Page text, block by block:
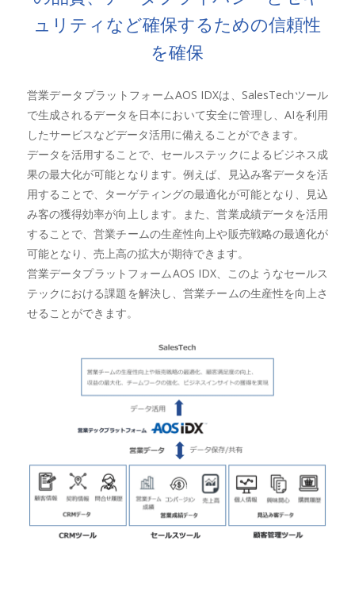
ュリティなど確保するための信頼性
を確保
営業データプラットフォームAOS IDXは、SalesTechツール
で生成されるデータを日本において安全に管理し、AIを利用
したサービスなどデータ活用に備えることができます。
データを活用することで、セールステックによるビジネス成
果の最大化が可能となります。例えば、見込み客データを活
用することで、ターゲティングの最適化が可能となり、見込
み客の獲得効率が向上します。また、営業成績データを活用
することで、営業チームの生産性向上や販売戦略の最適化が
可能となり、売上高の拡大が期待できます。
営業データプラットフォームAOS IDX、このようなセールス
テックにおける課題を解決し、営業チームの生産性を向上さ
せることができます。